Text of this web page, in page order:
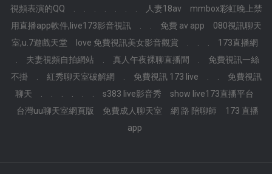
視頻表演的QQ
人妻18av
mmbox彩虹晚上禁
用直播app軟件,live173影音視訊
免費 av app
080視訊聊天
室,u.7遊戲天堂
love 免費視訊美女影音觀賞
173直播網
夫妻視頻自拍網站 真人午夜裸聊直播間
免費視訊一絲
不掛
紅秀聊天室破解網 免費視訊 173 live
免費視訊
聊天
s383 live影音秀
show live173直播平台
台灣uu聊天室網頁版
免費成人聊天室 網 路 陪聊師
173 直播
app